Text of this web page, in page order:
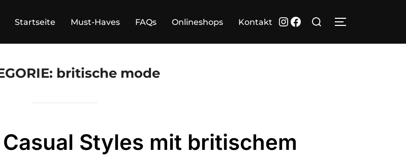
Startseite Must-Haves FAQs Onlineshops Kontakt Instagram
Facebook
Suchen
britische mode
Casual Styles mit britischem